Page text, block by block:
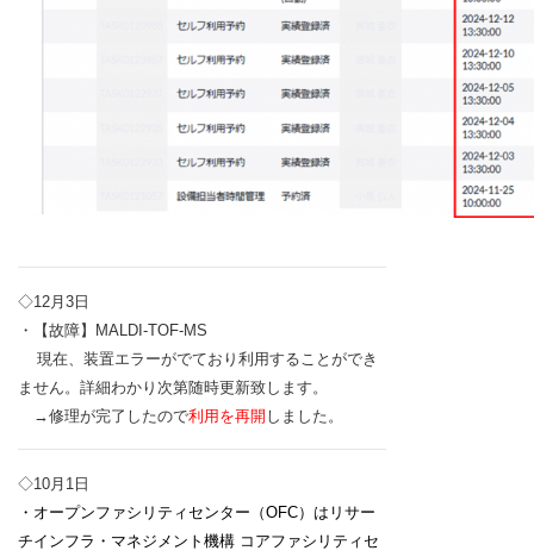
◇12月3日
・【故障】MALDI-TOF-MS
現在、装置エラーがでており利用することができ
ません。詳細わかり次第随時更新致します。
→修理が完了したので利用を再開 しました。
◇10月1日
・オープンファシリティセンター（OFC）はリサー
チインフラ・ マネジメント機構 コアファシリティセ